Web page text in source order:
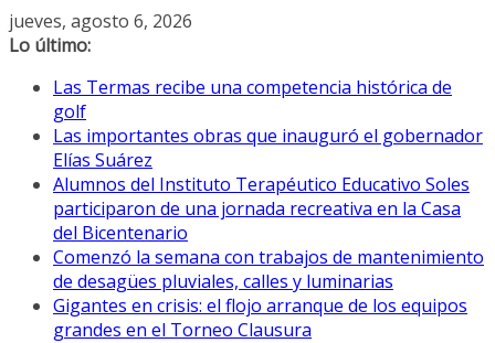
Saltar
al
jueves, agosto 6, 2026
Lo último:
Las Termas recibe una competencia histórica de
golf
Las importantes obras que inauguró el gobernador
Elías Suárez
Alumnos del Instituto Terapéutico Educativo Soles
participaron de una jornada recreativa en la Casa
del Bicentenario
Comenzó la semana con trabajos de mantenimiento
de desagües pluviales, calles y luminarias
Gigantes en crisis: el flojo arranque de los equipos
grandes en el Torneo Clausura